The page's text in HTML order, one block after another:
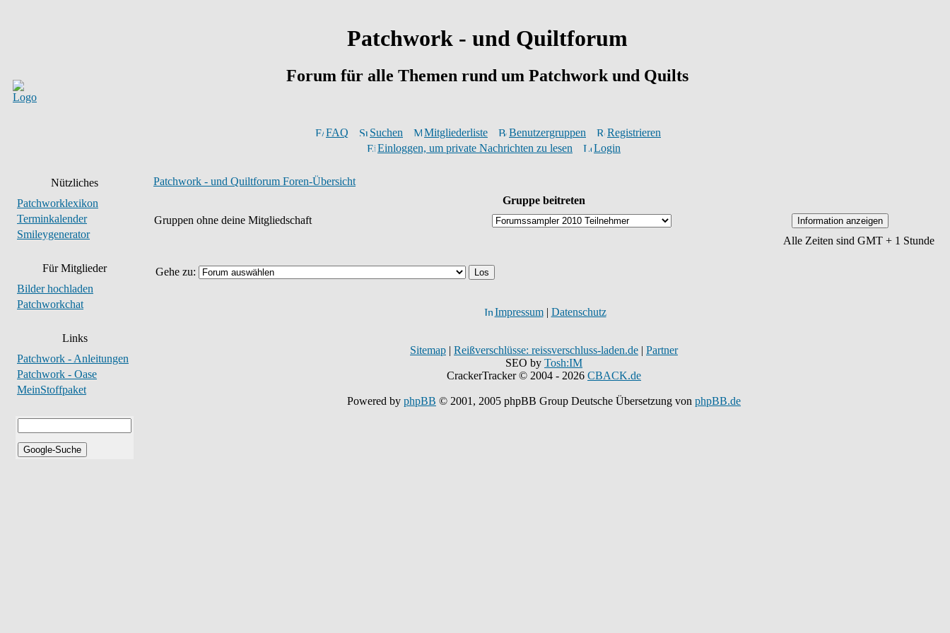
Patchwork - und Quiltforum
Forum für alle Themen rund um Patchwork und Quilts
FAQ Suchen Mitgliederliste Benutzergruppen
Registrieren
Einloggen, um private Nachrichten zu lesen
Login
Nützliches
Patchworklexikon
Terminkalender
Smileygenerator
Für Mitglieder
Bilder hochladen
Patchworkchat
Links
Patchwork - Anleitungen
Patchwork - Oase
MeinStoffpaket
Patchwork - und Quiltforum Foren-Übersicht
Gruppe beitreten
Gruppen ohne deine Mitgliedschaft
Alle Zeiten sind GMT + 1 Stunde
Gehe zu:
Impressum| Datenschutz
Sitemap | Reißverschlüsse: reissverschluss-laden.de | Partner
SEO by Tosh:IM
CrackerTracker © 2004 - 2026 CBACK.de
Powered by phpBB © 2001, 2005 phpBB Group Deutsche Übersetzung von phpBB.de